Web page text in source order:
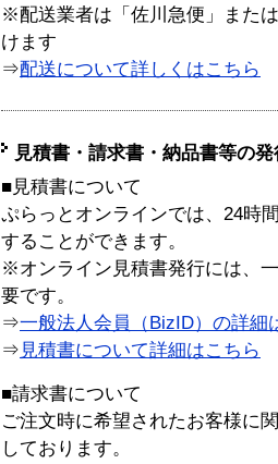
※配送業者は「佐川急便」また
けます
⇒配送について詳しくはこちら
見積書・請求書・納品書等の
■見積書について
ぷらっとオンラインでは、24時
することができます。
※オンライン見積書発行には、
要です。
⇒一般法人会員（BizID）の詳細
⇒ 見積書について詳細はこちら
■請求書について
ご注文時に希望されたお客様に
しております。